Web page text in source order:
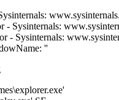
- Sysinternals:
- Sysinternals:
''